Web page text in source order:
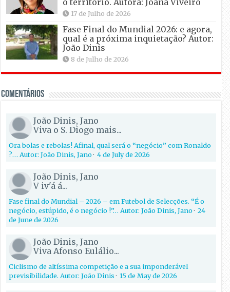
o território. Autora: Joana Viveiro
17 de Julho de 2026
Fase Final do Mundial 2026: e agora,
qual é a próxima inquietação? Autor:
João Dinis
8 de Julho de 2026
Comentários
João Dinis, Jano
Viva o S. Diogo mais...
Ora bolas e rebolas! Afinal, qual será o “negócio” com Ronaldo
?… Autor: João Dinis, Jano·4 de July de 2026
João Dinis, Jano
V iv'á á...
Fase final do Mundial – 2026 – em Futebol de Selecções. “É o
negócio, estúpido, é o negócio !”… Autor: João Dinis, Jano·24
de June de 2026
João Dinis, Jano
Viva Afonso Eulálio...
Ciclismo de altíssima competição e a sua imponderável
previsibilidade. Autor: João Dinis·15 de May de 2026